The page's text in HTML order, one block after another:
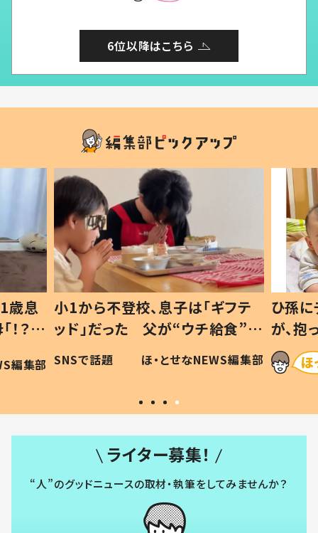
6位以降はこちら
歳息
？」
編集部
小1から不登校、息子は「ギフテ
ッド」だった 父が“ウチ給食”を
作り続ける理由とは #令和の親
#令和の子
SNSで話題 ほ・とせなNEWS編集部
ひ孫
が、
「涙が
い」
ライター募集！
“人”のグッドニュースの取材・執筆をしてみませんか？